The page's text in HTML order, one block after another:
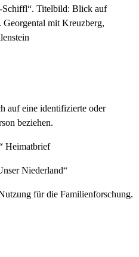
Schiffl“. Titelbild: Blick auf
mit Kreuzberg,
auf eine identifizierte oder
beziehen.
Heimatbrief
Niederland“
für die Familienforschung.